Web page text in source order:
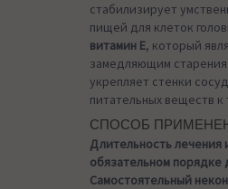
стабилизирует
пищей для клеток
витамин E, который
замедляющим старения
укрепляет стенки
питательных веществ к
СПОСОБ
Длительность лечения
обязательном порядке
Самостоятельный